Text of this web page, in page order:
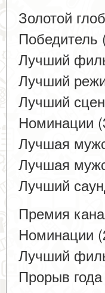
Золотой
Победитель
Лучший
Лучший
Лучший
Номинации
Лучшая
Лучшая
Лучший
Премия
Номинации
Лучший
Прорыв